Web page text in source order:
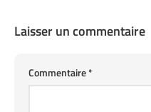
Laisser un commentaire
Commentaire*